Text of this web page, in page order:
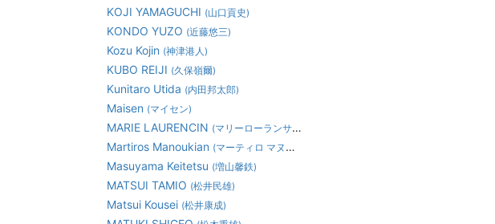
KOJI YAMAGUCHI (山口貢史)
KONDO YUZO (近藤悠三)
Kozu Kojin (神津港人)
KUBO REIJI (久保嶺爾)
Kunitaro Utida (内田邦太郎)
Maisen (マイセン)
MARIE LAURENCIN (マリーローランサン)
Martiros Manoukian (マーティロ マヌキアン)
Masuyama Keitetsu (増山馨鉄)
MATSUI TAMIO (松井民雄)
Matsui Kousei (松井康成)